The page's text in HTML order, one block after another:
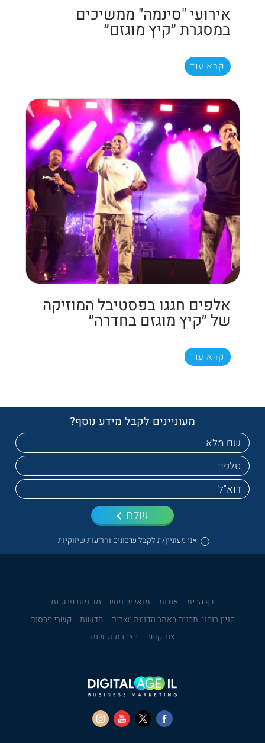
אירועי "סינמה" ממשיכים
במסגרת ״קיץ מוגזם״
קרא עוד
אלפים חגגו בפסטיבל המוזיקה
של ״קיץ מוגזם בחדרה״
קרא עוד
מעוניינים לקבל מידע נוסף?
אני מעוניין/ת לקבל עדכונים והודעות שיווקיות.
שלח
דף הבית אודות תנאי שימוש
מדיניות פרטיות
קניין רוחני, תכנים באתר וזכויות יוצרים
חדשות
קשרי פרסום
צור קשר
הצהרת נגישות